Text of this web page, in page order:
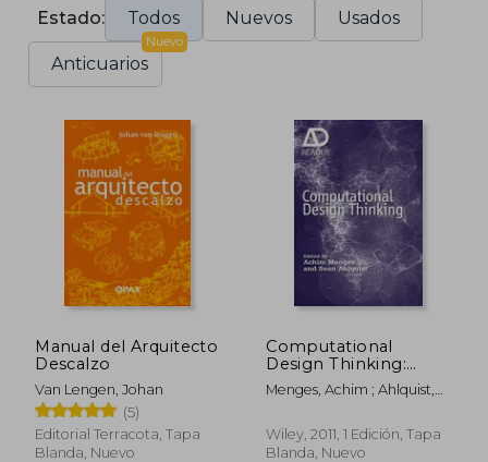
Estado: Todos Nuevos Usados
Anticuarios
Nuevo
Manual del Arquitecto
Descalzo
Van Lengen, Johan
(5)
Editorial Terracota, Tapa
Blanda, Nuevo
Computational
Design Thinking:
Computation Design
Thinking (ad Reader)
Menges, Achim ; Ahlquist,
Wiley, 2011, 1 Edición, Tapa
Blanda, Nuevo